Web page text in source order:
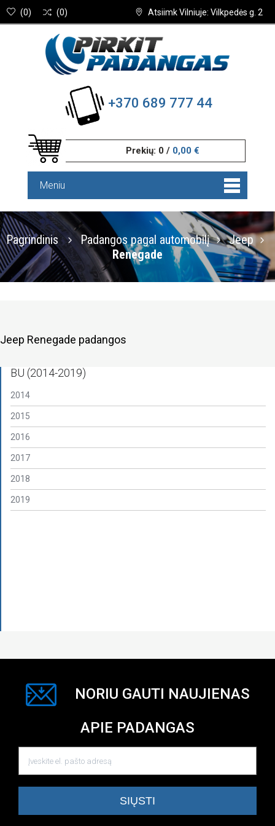
Atsiimk Vilniuje: Vilkpedės g. 2
(0) (0)
+370 689 777 44
Prekių: 0 / 0,00 €
Meniu
Pagrindinis Padangos pagal automobilį
Jeep
Renegade
Jeep Renegade padangos
BU (2014-2019)
2014
2015
2016
2017
2018
2019
NORIU GAUTI NAUJIENAS
APIE PADANGAS